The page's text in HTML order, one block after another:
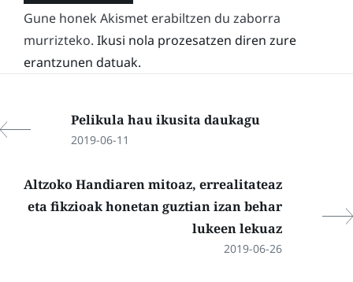
Gune honek Akismet erabiltzen du zaborra
murrizteko. Ikusi nola prozesatzen diren zure
erantzunen datuak.
Pelikula hau ikusita daukagu
2019-06-11
Altzoko Handiaren mitoaz, errealitateaz
eta fikzioak honetan guztian izan behar
lukeen lekuaz
2019-06-26